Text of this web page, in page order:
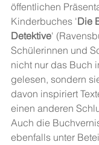
öffentlichen
Kinderbuches 'Die
Detektive'
Schülerinnen und
nicht nur das Buch
gelesen, sondern
davon inspiriert
einen anderen
Auch die
ebenfalls unter